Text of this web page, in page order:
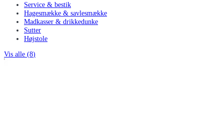
Service & bestik
Hagesmække & savlesmække
Madkasser & drikkedunke
Sutter
Højstole
Vis alle (8)